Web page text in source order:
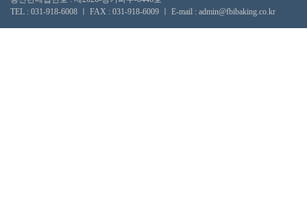
TEL : 031-918-6008 ㅣ FAX : 031-918-6009 ㅣ E-mail : admin@fbibaking.co.kr